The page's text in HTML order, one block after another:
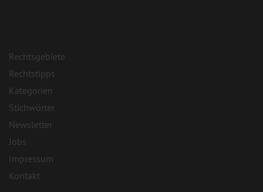
Rechtsgebiete
Rechtstipps
Kategorien
Stichwörter
Newsletter
Jobs
Impressum
Kontakt